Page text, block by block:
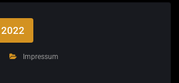
Impressum